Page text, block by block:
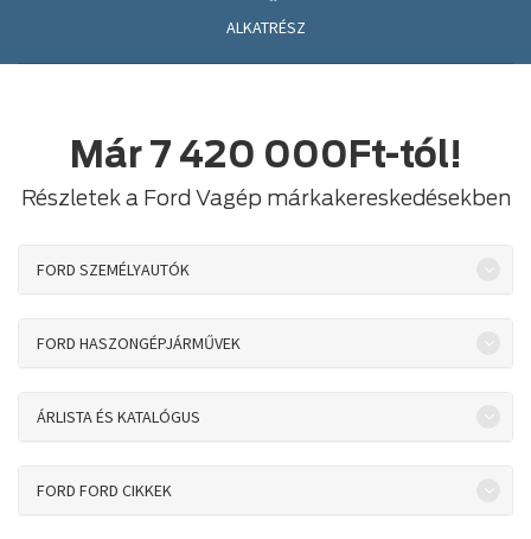
ALKATRÉSZ
Már 7 420 000Ft-tól!
Részletek a Ford Vagép márkakereskedésekben
FORD SZEMÉLYAUTÓK
FORD HASZONGÉPJÁRMŰVEK
ÁRLISTA ÉS KATALÓGUS
FORD FORD CIKKEK